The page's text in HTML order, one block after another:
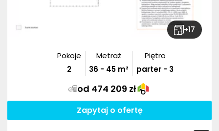
+17
Pokoje
2
Metraż
36 - 45 m²
Piętro
parter - 3
od 474 209 zł
Zapytaj o ofertę